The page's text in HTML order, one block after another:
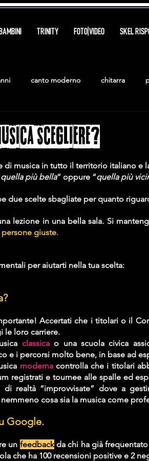
BAMBINI TRINITY FOTO|VIDEO SKEL
canto moderno chitarra
SCEGLIERE?
di musica in tutto il territorio italiano e
quella più bella” oppure “quella più
due scelte sbagliate per quanto
lezione in una bella sala. Si
giuste.
per aiutarti nella tua scelta:
le loro carriere.
classica o una scuola civica
e i percorsi molto bene, in base ad
moderna controlla che i titolari
registrati e tournee alle spalle ed
realtà “improvvisate” dove a
cosa sia la musica come
Google.
un feedback da chi ha già
che ha 100 recensioni positive e 2